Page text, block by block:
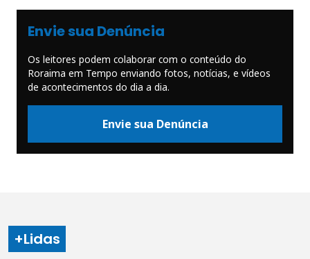
Envie sua Denúncia
Os leitores podem colaborar com o conteúdo do
Roraima em Tempo enviando fotos, notícias, e vídeos
de acontecimentos do dia a dia.
Envie sua Denúncia
+Lidas